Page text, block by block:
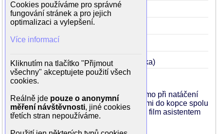
Sny na neděli1958 37 (Tuma)
Tří přání 37
Florenc 13,30
Zářijové noci1957 36 (major Cibulka)
Václav Lohniský zemřel v roce 1980 přímo při natáčení
filmu Krakonoš a lyžníci, když šel s lyžemi do kopce spolu
se Zdeňkem Troškou, který byl pro tento film asistentem
režie.
Cookies používáme pro správné
fungování stránek a pro jejich
optimalizaci a vylepšení.
Více informací
Kliknutím na tlačítko "Přijmout
všechny" akceptujete použití všech
cookies.
Reálně jde pouze o anonymní
měření návštěvnosti, jiné cookies
třetích stran nepoužíváme.